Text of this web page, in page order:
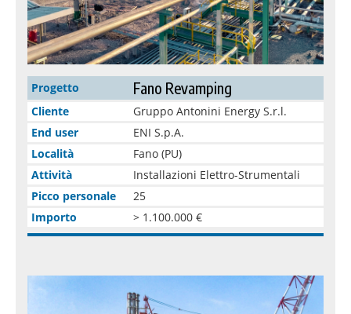
Progetto Fano Revamping
Cliente
Gruppo Antonini Energy S.r.l.
End user
ENI S.p.A.
Località
Fano (PU)
Attività
Installazioni Elettro-Strumentali
Picco personale
25
Importo
> 1.100.000 €